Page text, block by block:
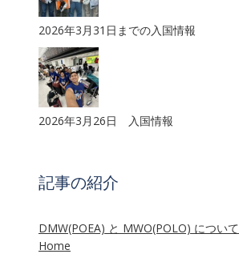
2026年3月31日までの入国情報
2026年3月26日 入国情報
記事の紹介
DMW(POEA) と MWO(POLO) について
Home